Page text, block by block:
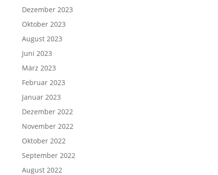
Dezember 2023
Oktober 2023
August 2023
Juni 2023
März 2023
Februar 2023
Januar 2023
Dezember 2022
November 2022
Oktober 2022
September 2022
August 2022